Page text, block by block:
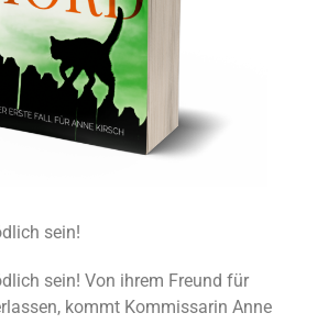
sein!
sein! Von ihrem Freund für
kommt Kommissarin Anne